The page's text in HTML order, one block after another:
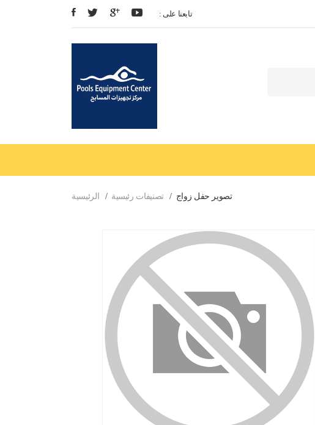
: تابعنا على
الرئيسية تصنيفات رئيسية تصوير حفل زواج